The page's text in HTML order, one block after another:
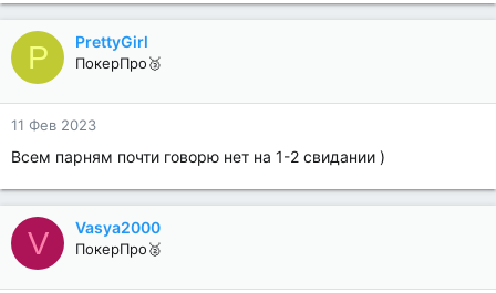
P PrettyGirl
ПокерПро🥉
11 Фев 2023
Всем парням почти говорю нет на 1-2 свидании )
V Vasya2000
ПокерПро🥈